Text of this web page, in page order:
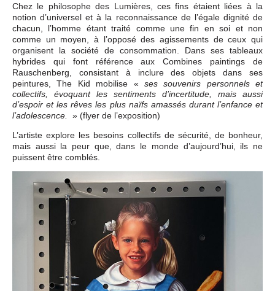
Chez le philosophe des Lumières, ces fins étaient liées à la
notion d’universel et à la reconnaissance de l’égale dignité de
chacun, l’homme étant traité comme une fin en soi et non
comme un moyen, à l’opposé des agissements de ceux qui
organisent la société de consommation. Dans ses tableaux
hybrides qui font référence aux Combines paintings de
Rauschenberg, consistant à inclure des objets dans ses
peintures, The Kid mobilise « ses souvenirs personnels et
collectifs, évoquant les sentiments d’incertitude, mais aussi
d’espoir et les rêves les plus naïfs amassés durant l’enfance et
l’adolescence.
» (flyer de l’exposition)
L’artiste explore les besoins collectifs de sécurité, de bonheur,
mais aussi la peur que, dans le monde d’aujourd’hui, ils ne
puissent être comblés.